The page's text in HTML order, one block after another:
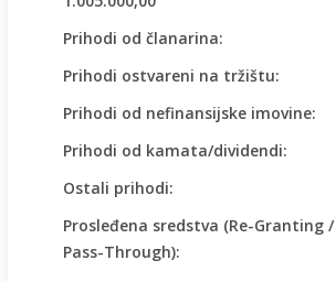
Prihodi od članarina:
Prihodi ostvareni na tržištu:
Prihodi od nefinansijske imovine:
Prihodi od kamata/dividendi:
Ostali prihodi:
Prosleđena sredstva (Re-Granting /
Pass-Through):